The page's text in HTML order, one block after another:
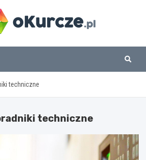
techniczne
techniczne